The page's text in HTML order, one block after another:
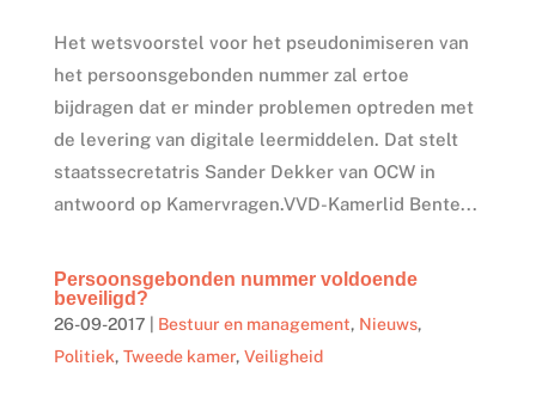
Het wetsvoorstel voor het pseudonimiseren van
het persoonsgebonden nummer zal ertoe
bijdragen dat er minder problemen optreden met
de levering van digitale leermiddelen. Dat stelt
staatssecretatris Sander Dekker van OCW in
antwoord op Kamervragen.VVD-Kamerlid Bente...
Persoonsgebonden nummer voldoende
beveiligd?
26-09-2017 Bestuur en management, Nieuws,
Politiek, Tweede kamer, Veiligheid